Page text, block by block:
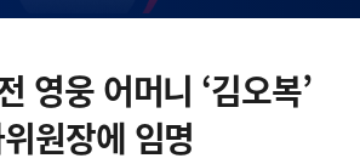
영웅 어머니 ‘김오복’
원장에 임명